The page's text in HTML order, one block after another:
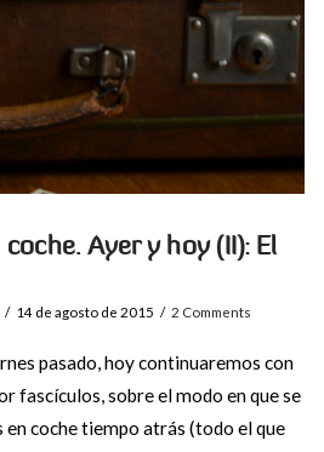
Ayer y hoy (II): El
14 de agosto de 2015 2 Comments
pasado, hoy continuaremos con
fascículos, sobre el modo en que se
en coche tiempo atrás (todo el que